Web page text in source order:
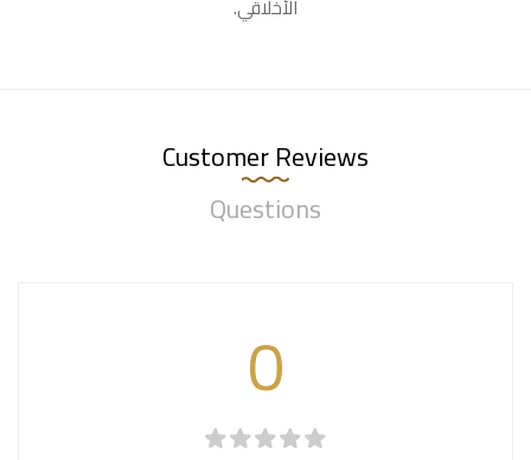
الأخلاقي.
Customer Reviews
Questions
0